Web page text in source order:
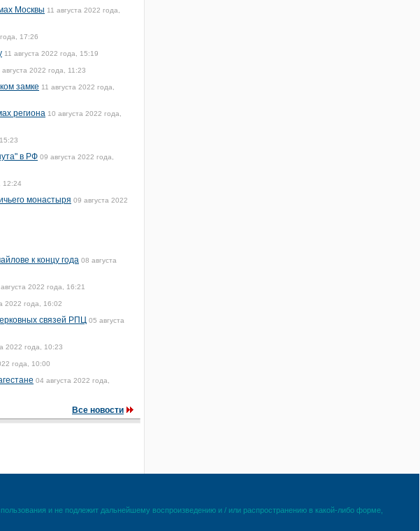
Москвы 11 августа 2022 года,
17:26
11 августа 2022 года, 15:19
августа 2022 года, 11:23
замке 11 августа 2022 года,
региона 10 августа 2022 года,
в РФ 09 августа 2022 года,
12:24
монастыря 09 августа 2022
к концу года 08 августа
2022 года, 16:21
2022 года, 16:02
связей РПЦ 05 августа
2022 года, 10:23
года, 10:00
04 августа 2022 года,
Все новости
и не подлежит дальнейшему воспроизведению и / или распространению в какой-либо форме,